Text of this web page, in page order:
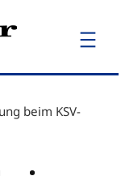
beim KSV-